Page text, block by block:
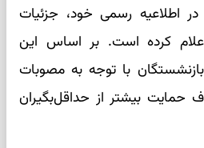
اطلاعیه رسمی خود، جزئیات
کرده است. بر اساس این
با توجه به مصوبات
حمایت بیشتر از حداقل‌بگیران